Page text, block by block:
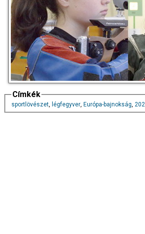
Címkék
sportlövészet, légfegyver, Európa-bajnokság,